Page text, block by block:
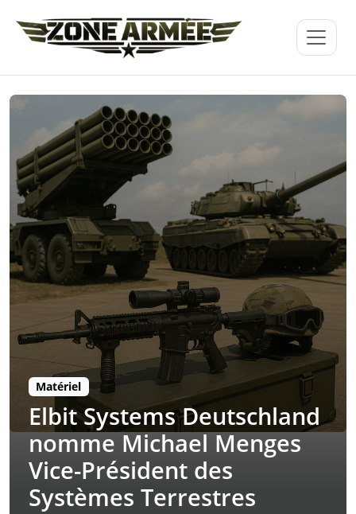
Matériel
Elbit Systems Deutschland
nomme Michael Menges
Vice-Président des
Systèmes Terrestres